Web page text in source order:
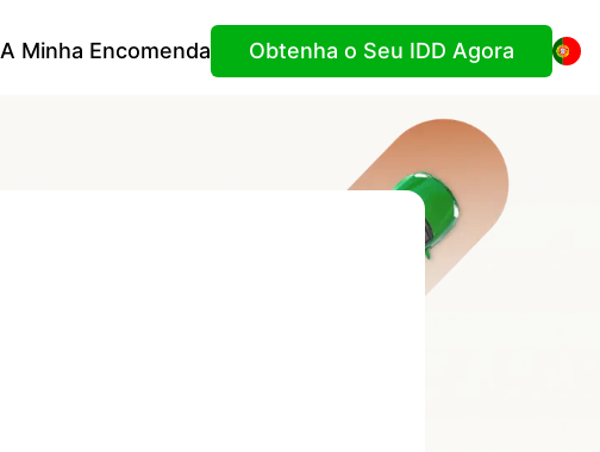
A Minha Encomenda Obtenha o Seu IDD Agora